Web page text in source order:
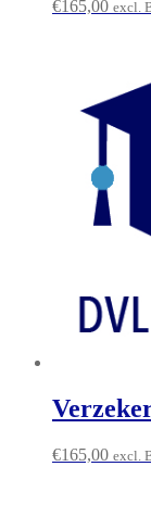
€165,00 excl.
€165,00 excl.